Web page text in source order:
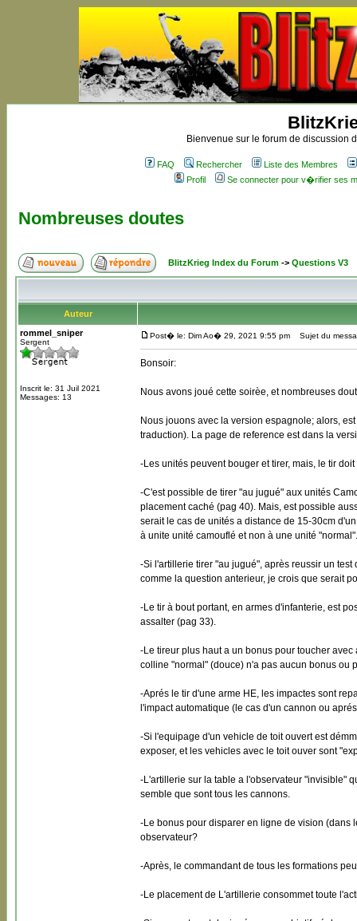
Bienvenue sur le forum de discussion
FAQ Rechercher
Liste des Membres
Profil
Se connecter pour v�rifier ses
Nombreuses doutes
BlitzKrieg Index du Forum -> Questions V3
Auteur
rommel_sniper
Sergent
Inscrit le: 31 Juil 2021
Messages: 13
Post� le: Dim Ao� 29, 2021 9:55 pm Sujet du
Bonsoir:
Nous avons joué cette soirèe, et nombreuses
Nous jouons avec la version espagnole; alors,
traduction). La page de reference est dans la
-Les unités peuvent bouger et tirer, mais, le tir
-C'est possible de tirer "au jugué" aux unités
placement caché (pag 40). Mais, est possible
serait le cas de unités a distance de 15-30cm
à unite unité camouflé et non à une unité "normal".
-Si l'artillerie tirer "au jugué", après reussir un
comme la question anterieur, je crois que serait
-Le tir à bout portant, en armes d'infanterie, est
assalter (pag 33).
-Le tireur plus haut a un bonus pour toucher
colline "normal" (douce) n'a pas aucun bonus ou
-Aprés le tir d'une arme HE, les impactes sont
l'impact automatique (le cas d'un cannon ou
-Si l'equipage d'un vehicle de toit ouvert est
exposer, et les vehicles avec le toit ouver sont
-L'artillerie sur la table a l'observateur "invisible"
semble que sont tous les cannons.
-Le bonus pour disparer en ligne de vision (dans
observateur?
-Après, le commandant de tous les formations
-Le placement de L'artillerie consommet toute